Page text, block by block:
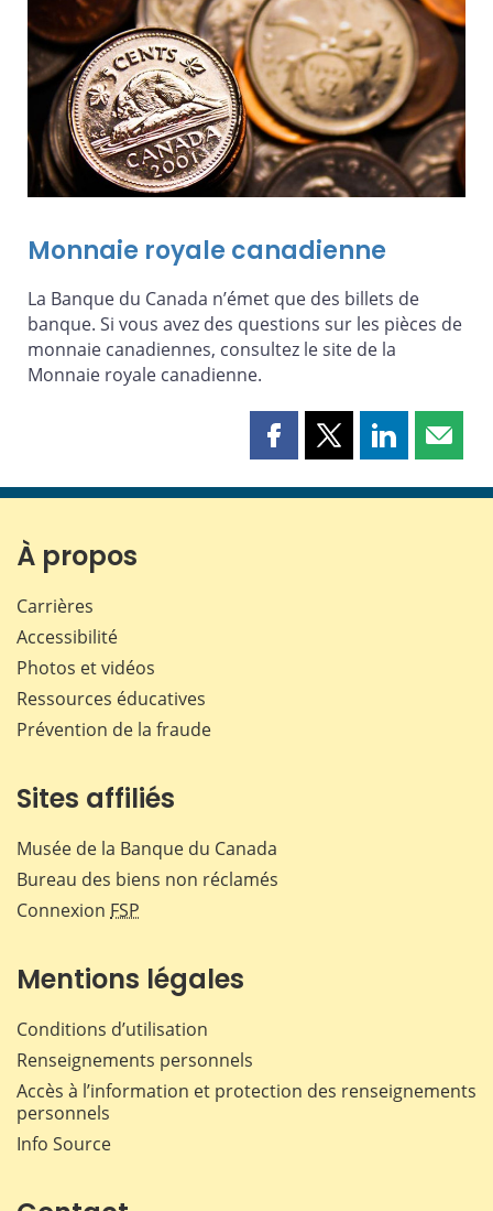
Monnaie royale canadienne
La Banque du Canada n’émet que des billets de
banque. Si vous avez des questions sur les pièces de
monnaie canadiennes, consultez le site de la
Monnaie royale canadienne.
Partager
page
Partager
page
Partager
page page
À propos
Carrières
Accessibilité
Photos et vidéos
Ressources éducatives
Prévention de la fraude
Sites affiliés
Musée de la Banque du Canada
Bureau des biens non réclamés
Connexion FSP
Mentions légales
Conditions d’utilisation
Renseignements personnels
Accès à l’information et protection des renseignements
personnels
Info Source